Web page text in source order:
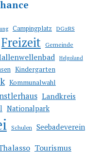
Campingplatz DGzRS
Freizeit Gemeinde
Helgoland
Kindergarten
Kommunalwahl
Landkreis
Nationalpark
Schulen Seebadeverein
Tourismus